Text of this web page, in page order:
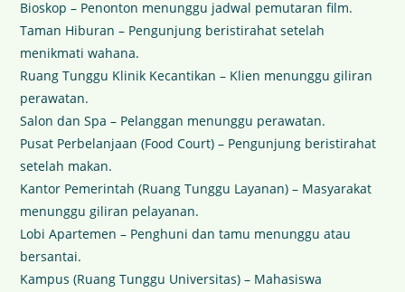
Bioskop – Penonton menunggu jadwal pemutaran film.
Taman Hiburan – Pengunjung beristirahat setelah
menikmati wahana.
Ruang Tunggu Klinik Kecantikan – Klien menunggu giliran
perawatan.
Salon dan Spa – Pelanggan menunggu perawatan.
Pusat Perbelanjaan (Food Court) – Pengunjung beristirahat
setelah makan.
Kantor Pemerintah (Ruang Tunggu Layanan) – Masyarakat
menunggu giliran pelayanan.
Lobi Apartemen – Penghuni dan tamu menunggu atau
bersantai.
Kampus (Ruang Tunggu Universitas) – Mahasiswa